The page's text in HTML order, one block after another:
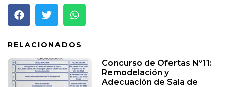
RELACIONADOS
Concurso de Ofertas N°11:
Remodelación y
Adecuación de Sala de